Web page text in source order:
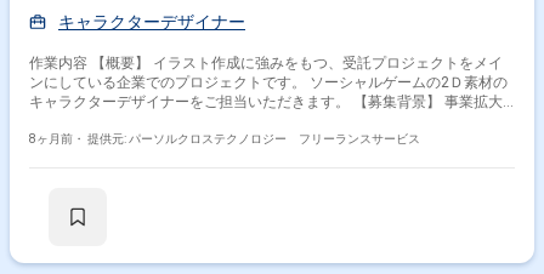
キャラクターデザイナー
作業内容 【概要】 イラスト作成に強みをもつ、受託プロジェクトをメイ
ンにしている企業でのプロジェクトです。 ソーシャルゲームの2Ｄ素材の
キャラクターデザイナーをご担当いただきます。 【募集背景】 事業拡大
クライアント企業について 時代のニーズに合わせたゲームコンテンツを作
ゲーム制作において、キャラクターイラスト制作をお任せいたします。 担
8ヶ月前・ 提供元: パーソルクロステクノロジー フリーランスサービス